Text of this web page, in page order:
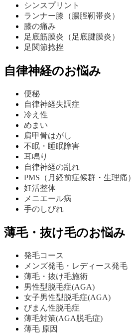
シンスプリント
ランナー膝（腸脛靭帯炎）
膝の痛み
足底筋膜炎（足底腱膜炎）
足関節捻挫
自律神経のお悩み
便秘
自律神経失調症
冷え性
めまい
肩甲骨はがし
不眠・睡眠障害
耳鳴り
自律神経の乱れ
PMS（月経前症候群・生理痛）
妊活整体
メニエール病
手のしびれ
薄毛・抜け毛のお悩み
発毛コース
メンズ発毛・レディース発毛
薄毛・抜け毛施術
男性型脱毛症(AGA)
女子男性型脱毛症(AGA)
びまん性脱毛症
薄毛対策(AGA脱毛症)
薄毛 原因